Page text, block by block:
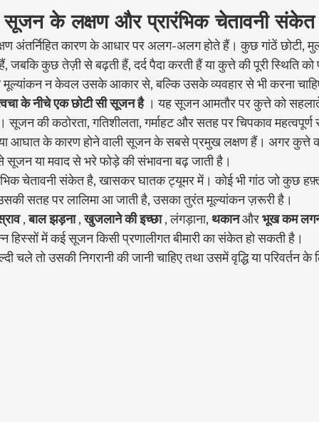
के लक्षण और प्रारंभिक चेतावनी संकेत
अंतर्निहित कारण के आधार पर अलग-अलग होते हैं। कुछ गांठें छोटी,
जबकि कुछ तेज़ी से बढ़ती हैं, दर्द पैदा करती हैं या कुत्ते की पूरी स्थिति
मूल्यांकन न केवल उसके आकार से, बल्कि उसके व्यवहार से भी करना
के नीचे एक छोटी सी सूजन है । यह सूजन आमतौर पर कुत्ते को
सूजन की कठोरता, गतिशीलता, गर्माहट और सतह पर चिपकाव
आघात के कारण होने वाली सूजन के सबसे प्रमुख लक्षण हैं। अगर कुत्ते
सूजन या मवाद से भरे फोड़े की संभावना बढ़ जाती है।
चेतावनी संकेत है, खासकर घातक ट्यूमर में। कोई भी गांठ जो कुछ
सतह पर लालिमा आ जाती है, उसका तुरंत मूल्यांकन ज़रूरी है।
, बाल झड़ना , खुजलाने कीइच्छा , लंगड़ाना, थकान और भूख कम
हिस्सों में कई सूजन किसी प्रणालीगत बीमारी का संकेत हो सकती है।
चले तो उसकी निगरानी की जानी चाहिए तथा उसमें वृद्धि या परिवर्तन